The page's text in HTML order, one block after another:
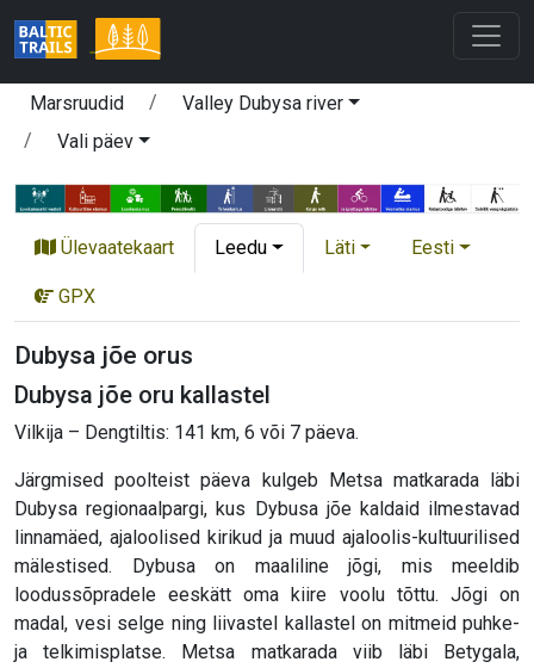
Marsruudid
Valley Dubysa river
Vali päev
Ülevaatekaart Leedu Läti Eesti
GPX
Dubysa jõe orus
Dubysa jõe oru kallastel
Vilkija – Dengtiltis: 141 km, 6 või 7 päeva.
Järgmised poolteist päeva kulgeb Metsa matkarada läbi
Dubysa regionaalpargi, kus Dybusa jõe kaldaid ilmestavad
linnamäed, ajaloolised kirikud ja muud ajaloolis-kultuurilised
mälestised. Dybusa on maaliline jõgi, mis meeldib
loodussõpradele eeskätt oma kiire voolu tõttu. Jõgi on
madal, vesi selge ning liivastel kallastel on mitmeid puhke-
ja telkimisplatse. Metsa matkarada viib läbi Betygala,